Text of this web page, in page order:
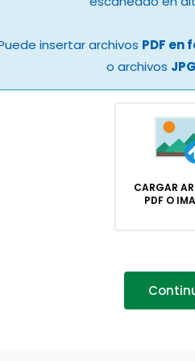
insertar archivos PDF en
o archivos JPG
CARGAR
PDF O